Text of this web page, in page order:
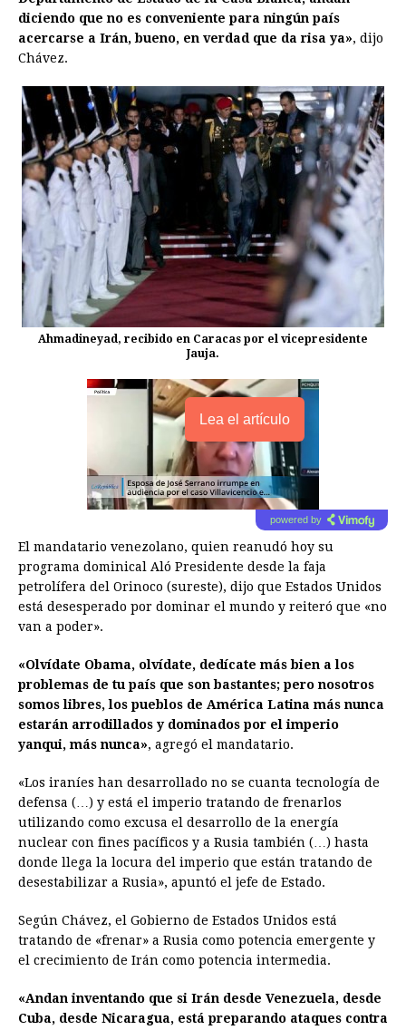
diciendo que no es conveniente para ningún país
acercarse a Irán, bueno, en verdad que da risa ya», dijo
Chávez.
Ahmadineyad, recibido en Caracas por el vicepresidente
Jauja.
Lea el artículo
powered by
El mandatario venezolano, quien reanudó hoy su
programa dominical Aló Presidente desde la faja
petrolífera del Orinoco (sureste), dijo que Estados Unidos
está desesperado por dominar el mundo y reiteró que «no
van a poder».
«Olvídate Obama, olvídate, dedícate más bien a los
problemas de tu país que son bastantes; pero nosotros
somos libres, los pueblos de América Latina más nunca
estarán arrodillados y dominados por el imperio
yanqui, más nunca», agregó el mandatario.
«Los iraníes han desarrollado no se cuanta tecnología de
defensa (…) y está el imperio tratando de frenarlos
utilizando como excusa el desarrollo de la energía
nuclear con fines pacíficos y a Rusia también (…) hasta
donde llega la locura del imperio que están tratando de
desestabilizar a Rusia», apuntó el jefe de Estado.
Según Chávez, el Gobierno de Estados Unidos está
tratando de «frenar» a Rusia como potencia emergente y
el crecimiento de Irán como potencia intermedia.
«Andan inventando que si Irán desde Venezuela, desde
Cuba, desde Nicaragua, está preparando ataques contra